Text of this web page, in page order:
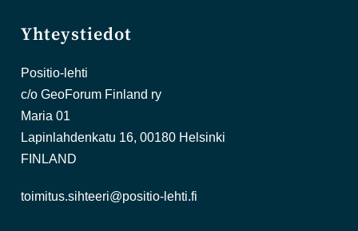
Yhteystiedot
Positio-lehti
c/o GeoForum Finland ry
Maria 01
Lapinlahdenkatu 16, 00180 Helsinki
FINLAND
toimitus.sihteeri@positio-lehti.fi